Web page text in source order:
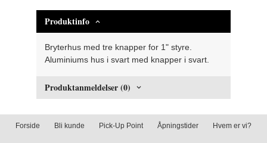
Produktinfo
Bryterhus med tre knapper for 1" styre.
Aluminiums hus i svart med knapper i svart.
Produktanmeldelser (0)
Forside Bli kunde Pick-Up Point Åpningstider Hvem er vi?